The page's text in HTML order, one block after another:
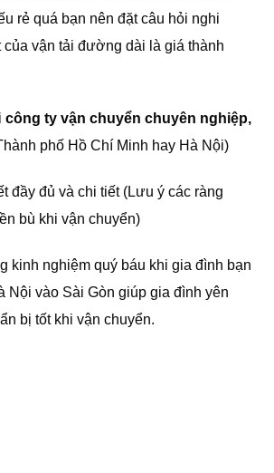
rẻ quá bạn nên đặt câu hỏi nghi
của vận tải đường dài là giá thành
công ty vận chuyển chuyên nghiệp,
phố Hồ Chí Minh hay Hà Nội)
đầy đủ và chi tiết (Lưu ý các ràng
bù khi vận chuyển)
kinh nghiệm quý báu khi gia đình bạn
Nội vào Sài Gòn giúp gia đình yên
bị tốt khi vận chuyển.